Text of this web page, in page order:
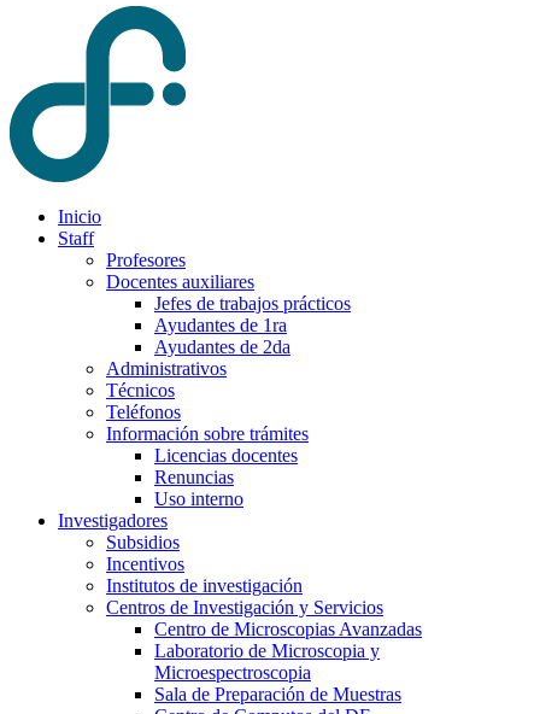
Inicio
Staff
Profesores
Docentes auxiliares
Jefes de trabajos prácticos
Ayudantes de 1ra
Ayudantes de 2da
Administrativos
Técnicos
Teléfonos
Información sobre trámites
Licencias docentes
Renuncias
Uso interno
Investigadores
Subsidios
Incentivos
Institutos de investigación
Centros de Investigación y Servicios
Centro de Microscopias Avanzadas
Laboratorio de Microscopia y
Microespectroscopia
Sala de Preparación de Muestras